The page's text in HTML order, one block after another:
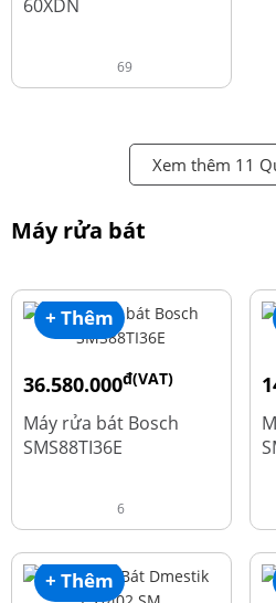
60XDN
69
Xem thêm 11
Máy rửa bát
+ Thêm
36.580.000đ(VAT)
50.740.000
Máy rửa bát Bosch
SMS88TI36E
6
+ Thêm